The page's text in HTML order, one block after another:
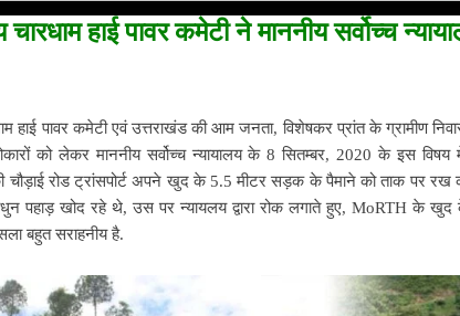
हाई पावर कमेटी ने माननीय सर्वोच्च
हाई पावर कमेटी एवं उत्तराखंड की आम जनता, विशेषकर प्रांत के ग्रामीण
को लेकर माननीय सर्वोच्च न्यायालय के 8 सितम्बर, 2020 के इस
रोड ट्रांसपोर्टअपने खुद के 5.5 मीटर सड़क के पैमाने को ताक पर रख
पहाड़ खोद रहे थे, उस पर न्यायलय द्वारा रोक लगाते हुए, MoRTH के
बहुत सराहनीय है.